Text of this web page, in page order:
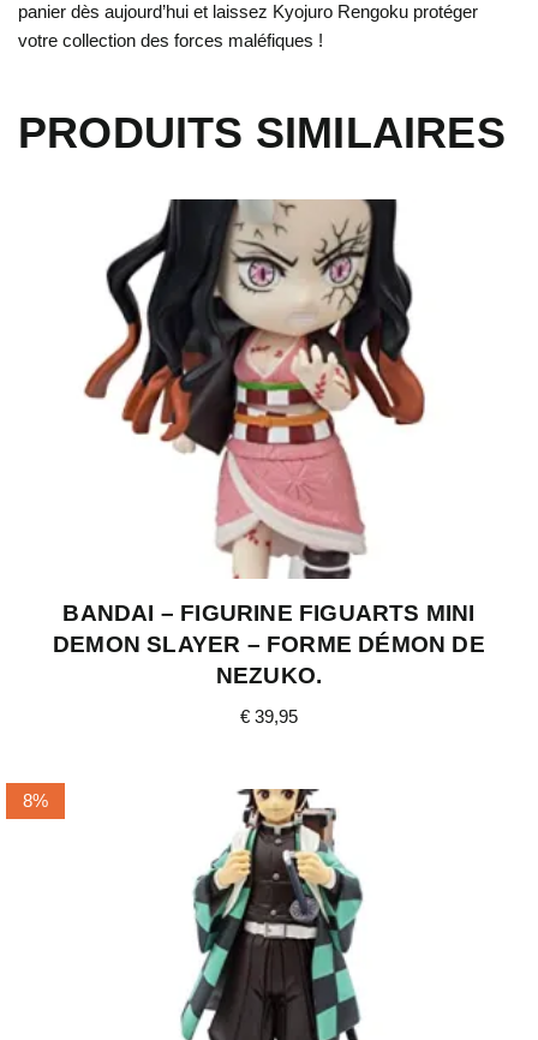
panier dès aujourd’hui et laissez Kyojuro Rengoku protéger
votre collection des forces maléfiques !
PRODUITS SIMILAIRES
BANDAI – FIGURINE FIGUARTS MINI
DEMON SLAYER – FORME DÉMON DE
NEZUKO.
€ 39,95
8%